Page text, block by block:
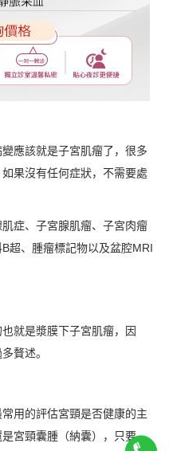
應該就是子宮肌瘤了，很多
果沒有任何症狀，不需要處
症、子宮腺肌瘤、子宮肉瘤
超、腫瘤標記物以及盆腔MRI
就是漿膜下子宮肌瘤，因
贅述。
用的評估宮頸是否健康的主
宮頸囊腫（納囊），只要